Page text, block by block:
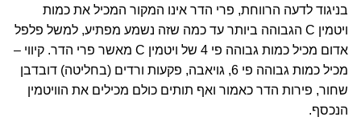
בניגוד לדעה הרווחת, פרי הדר אינו המקור המכיל את כמות
ויטמין C הגבוהה ביותר עד כמה שזה נשמע מפתיע, למשל פלפל
אדום מכיל כמות גבוהה פי 4 של ויטמין C מאשר פרי הדר. קיווי –
מכיל כמות גבוהה פי 6, גויאבה, פקעות ורדים (בחליטה) דובדבן
שחור, פירות הדר כאמור ואף תותים כולם מכילים את הוויטמין
הנכסף.